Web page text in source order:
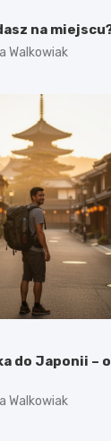
na
Walkowiak
do Japonii –
Walkowiak